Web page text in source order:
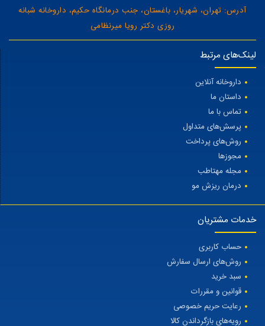
آدرس: تهران، شهریار، باغستان، جنب درمانگاه حکیم، داروخانه شبانه
روزی دکتر رویا میرنظامی
لینک‌های مرتبط
داروخانه آنلاین
داستان ما
تماس با ما
پرسش‌های متداول
روش‌های پرداخت
مجوزها
مجله مهتاطب
درمان ریزش مو
خدمات مشتریان
حساب کاربری
روش‌های ارسال سفارش
سبد خرید
قوانین و مقررات
رعایت حریم خصوصی
رویه‌های بازگرداندن کالا